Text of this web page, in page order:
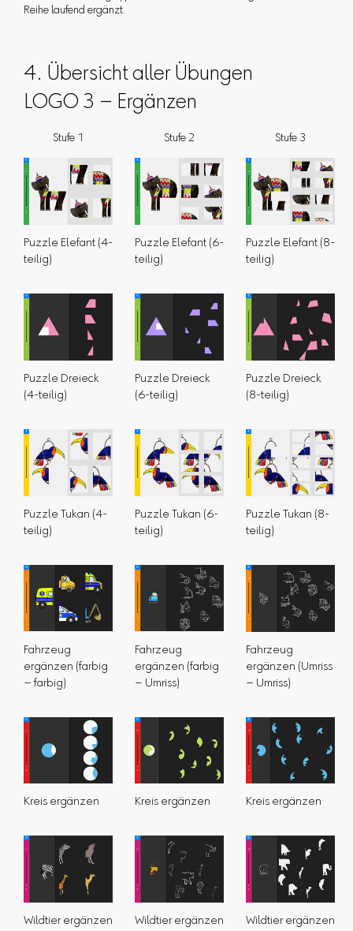
Reihe laufend ergänzt.
4. Übersicht aller Übungen
LOGO 3 – Ergänzen
Stufe 1 Stufe 2 Stufe 3
Puzzle Elefant (4-
teilig)
Puzzle Elefant (6-
teilig)
Puzzle Elefant (8-
teilig)
Puzzle Dreieck
(4-teilig)
Puzzle Dreieck
(6-teilig)
Puzzle Dreieck
(8-teilig)
Puzzle Tukan (4-
teilig)
Puzzle Tukan (6-
teilig)
Puzzle Tukan (8-
teilig)
Fahrzeug
ergänzen (farbig
– farbig)
Fahrzeug
ergänzen (farbig
– Umriss)
Fahrzeug
ergänzen (Umriss
– Umriss)
Kreis ergänzen Kreis ergänzen Kreis ergänzen
Wildtier ergänzen
Wildtier ergänzen
Wildtier ergänzen